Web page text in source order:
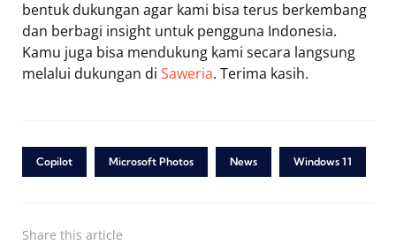
bentuk dukungan agar kami bisa terus berkembang
dan berbagi insight untuk pengguna Indonesia.
Kamu juga bisa mendukung kami secara langsung
melalui dukungan di Saweria. Terima kasih.
Copilot Microsoft Photos News Windows 11
Share this article